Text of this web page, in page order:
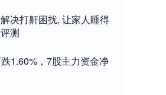
决打鼾困扰, 让家人睡得
测
1.60%，7股主力资金净